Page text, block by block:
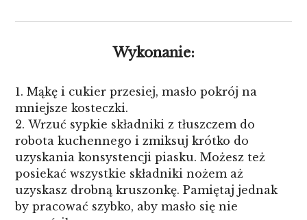
Wykonanie:
Mąkę i cukier przesiej, masło pokrój na
mniejsze kosteczki.
Wrzuć sypkie składniki z tłuszczem do
robota kuchennego i zmiksuj krótko do
uzyskania konsystencji piasku. Możesz też
posiekać wszystkie składniki nożem aż
uzyskasz drobną kruszonkę. Pamiętaj jednak
by pracować szybko, aby masło się nie